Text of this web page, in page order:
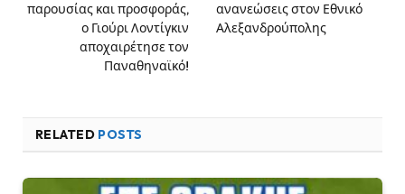
παρουσίας και προσφοράς,
ο Γιούρι Λοντίγκιν
αποχαιρέτησε τον
Παναθηναϊκό!
ανανεώσεις στον Εθνικό
Αλεξανδρούπολης
RELATED POSTS